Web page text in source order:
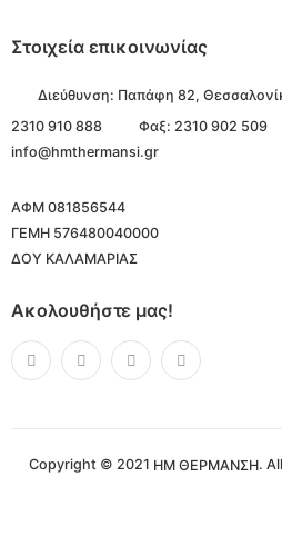
Στοιχεία επικοινωνίας
Διεύθυνση: Παπάφη 82,
2310 910 888
Φαξ: 2310 902 509
info@hmthermansi.gr
ΑΦΜ 081856544
ΓΕΜΗ 576480040000
ΔΟΥ ΚΑΛΑΜΑΡΙΑΣ
Ακολουθήστε μας!
Copyright © 2021 ΗΜ ΘΕΡΜΑΝΣΗ.